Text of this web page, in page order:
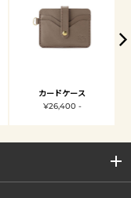
カードケース
¥26,400 -